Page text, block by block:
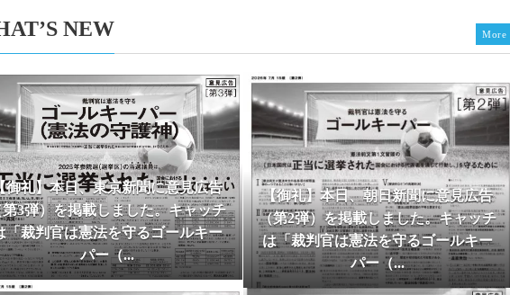
06-25
【御礼】本日、朝日新聞（８面）・北陸中日新聞に意見広告を掲載し
ました。キャッチは「裁判官は憲法を守るゴールキーパー」です。
05-03
【御礼及び意見広告掲載のためのご寄付のお願い】皆様からのご寄付
を得て、今年の憲法記念日も意見広告が掲載できました。厚く御礼申し上
げます。引き続きご支援をお願いいたします。寄付はこちらから
05-03
【2026/05/03 東京新聞で意見広告（【司法の独立】）が掲載されまし
た】
01-31
１人１票裁判（2025年参院）裁判情報を追加しました
06-09
【サポーター有志による新聞 「One for One Times」 20250601号を発
行しました】
06-08
１人１票裁判（2024年衆院）裁判情報を追加しました
NEW
御礼】本日、東京新聞に意見広告
第3弾）を掲載しました。キャッチ
「裁判官は憲法を守るゴールキー
パー（...
Aug
2026
【御礼】本日、朝日新聞に意見広告
（第2弾）を掲載しました。キャッチ
は「裁判官は憲法を守るゴールキー
パー（...
2026
Jun
2026
Jun
2026
More